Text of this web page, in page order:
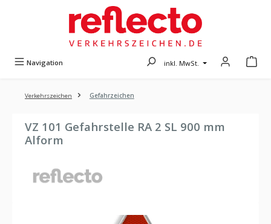
Navigation inkl. MwSt.
Verkehrszeichen Gefahrzeichen
VZ 101 Gefahrstelle RA 2 SL 900 mm
Alform